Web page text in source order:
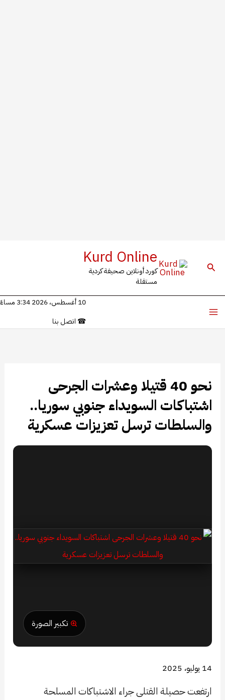
البحث Kurd Online
كورد أونلاين صحيفة كردية
مستقلة
10 أغسطس، 2026 3:34 مساءً
☎ اتصل بنا
نحو 40 قتيلا وعشرات الجرحى
اشتباكات السويداء جنوبي سوريا..
والسلطات ترسل تعزيزات عسكرية
تكبير الصورة
14 يوليو، 2025
ارتفعت حصيلة القتلى جراء الاشتباكات المسلحة